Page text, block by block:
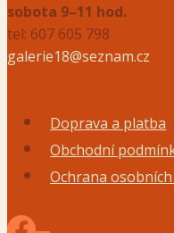
sobota 9–11 hod.
tel: 607 605 798
galerie18@seznam.cz
Doprava a platba
Obchodní
Ochrana osobních